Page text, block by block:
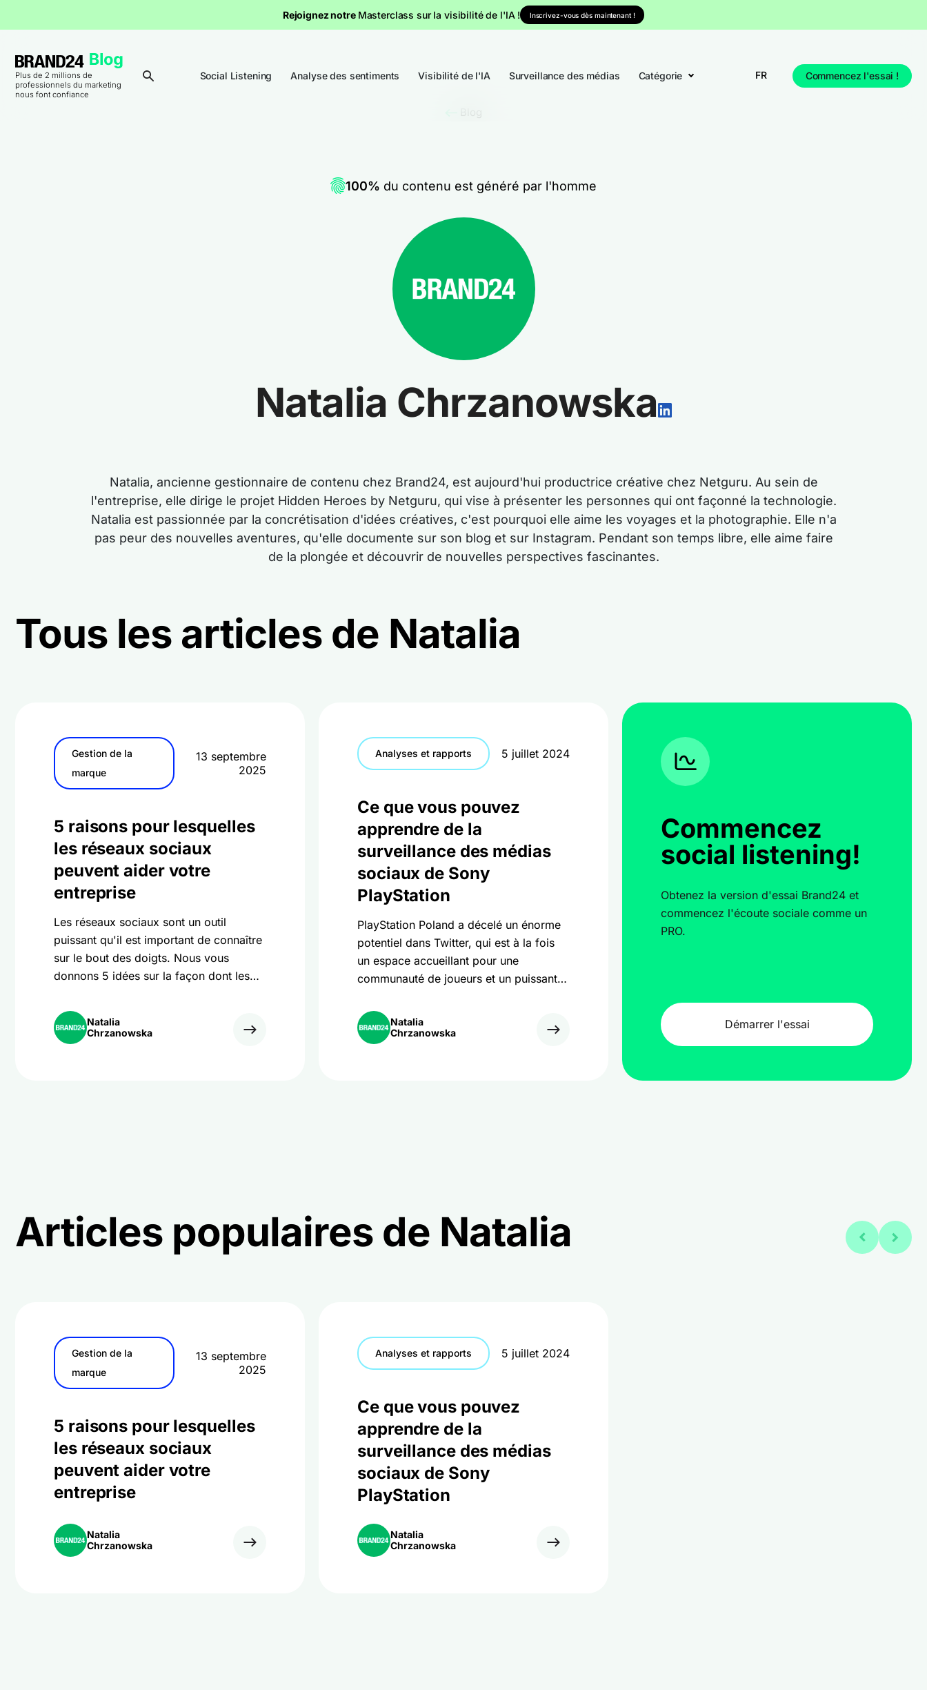
Rejoignez notre Masterclass sur la visibilité de l'IA ! Inscrivez-vous dès maintenant !
Plus de 2 millions de
professionnels du marketing
nous font confiance
Social Listening Analyse des sentiments Visibilité de l'IA Surveillance des médias Catégorie FR Commencez l'essai !
100% du contenu est généré par l'homme
Natalia Chrzanowska
Natalia, ancienne gestionnaire de contenu chez Brand24, est aujourd'hui productrice créative chez Netguru. Au sein de
l'entreprise, elle dirige le projet Hidden Heroes by Netguru, qui vise à présenter les personnes qui ont façonné la technologie.
Natalia est passionnée par la concrétisation d'idées créatives, c'est pourquoi elle aime les voyages et la photographie. Elle n'a
pas peur des nouvelles aventures, qu'elle documente sur son blog et sur Instagram. Pendant son temps libre, elle aime faire
de la plongée et découvrir de nouvelles perspectives fascinantes.
Tous les articles de Natalia
Gestion de la
marque
13 septembre
2025
5 raisons pour lesquelles
les réseaux sociaux
peuvent aider votre
entreprise
Les réseaux sociaux sont un outil
puissant qu'il est important de connaître
sur le bout des doigts. Nous vous
donnons 5 idées sur la façon dont les
entreprise.
Natalia
Chrzanowska
Analyses et rapports 5 juillet 2024
Ce que vous pouvez
apprendre de la
surveillance des médias
sociaux de Sony
PlayStation
PlayStation Poland a décelé un énorme
potentiel dans Twitter, qui est à la fois
un espace accueillant pour une
communauté de joueurs et un puissant
collaboration avec l'agence de relations
sociales Konceptika, la marque a relevé
Natalia
Chrzanowska
Commencez
social listening!
Obtenez la version d'essai Brand24 et
commencez l'écoute sociale comme un
PRO.
Démarrer l'essai
Articles populaires de Natalia
Gestion de la
marque
13 septembre
2025
5 raisons pour lesquelles
les réseaux sociaux
peuvent aider votre
entreprise
Natalia
Chrzanowska
Analyses et rapports 5 juillet 2024
Ce que vous pouvez
apprendre de la
surveillance des médias
sociaux de Sony
PlayStation
Natalia
Chrzanowska